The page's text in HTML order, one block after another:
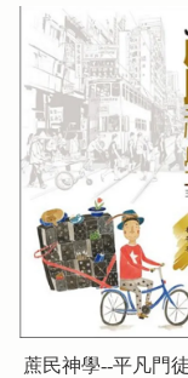
蔗民神學--平凡門